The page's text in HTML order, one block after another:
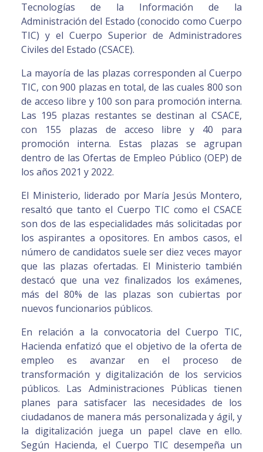
Tecnologías de la Información de la
Administración del Estado (conocido como Cuerpo
TIC) y el Cuerpo Superior de Administradores
Civiles del Estado (CSACE).
La mayoría de las plazas corresponden al Cuerpo
TIC, con 900 plazas en total, de las cuales 800 son
de acceso libre y 100 son para promoción interna.
Las 195 plazas restantes se destinan al CSACE,
con 155 plazas de acceso libre y 40 para
promoción interna. Estas plazas se agrupan
dentro de las Ofertas de Empleo Público (OEP) de
los años 2021 y 2022.
El Ministerio, liderado por María Jesús Montero,
resaltó que tanto el Cuerpo TIC como el CSACE
son dos de las especialidades más solicitadas por
los aspirantes a opositores. En ambos casos, el
número de candidatos suele ser diez veces mayor
que las plazas ofertadas. El Ministerio también
destacó que una vez finalizados los exámenes,
más del 80% de las plazas son cubiertas por
nuevos funcionarios públicos.
En relación a la convocatoria del Cuerpo TIC,
Hacienda enfatizó que el objetivo de la oferta de
empleo es avanzar en el proceso de
transformación y digitalización de los servicios
públicos. Las Administraciones Públicas tienen
planes para satisfacer las necesidades de los
ciudadanos de manera más personalizada y ágil, y
la digitalización juega un papel clave en ello.
Según Hacienda, el Cuerpo TIC desempeña un